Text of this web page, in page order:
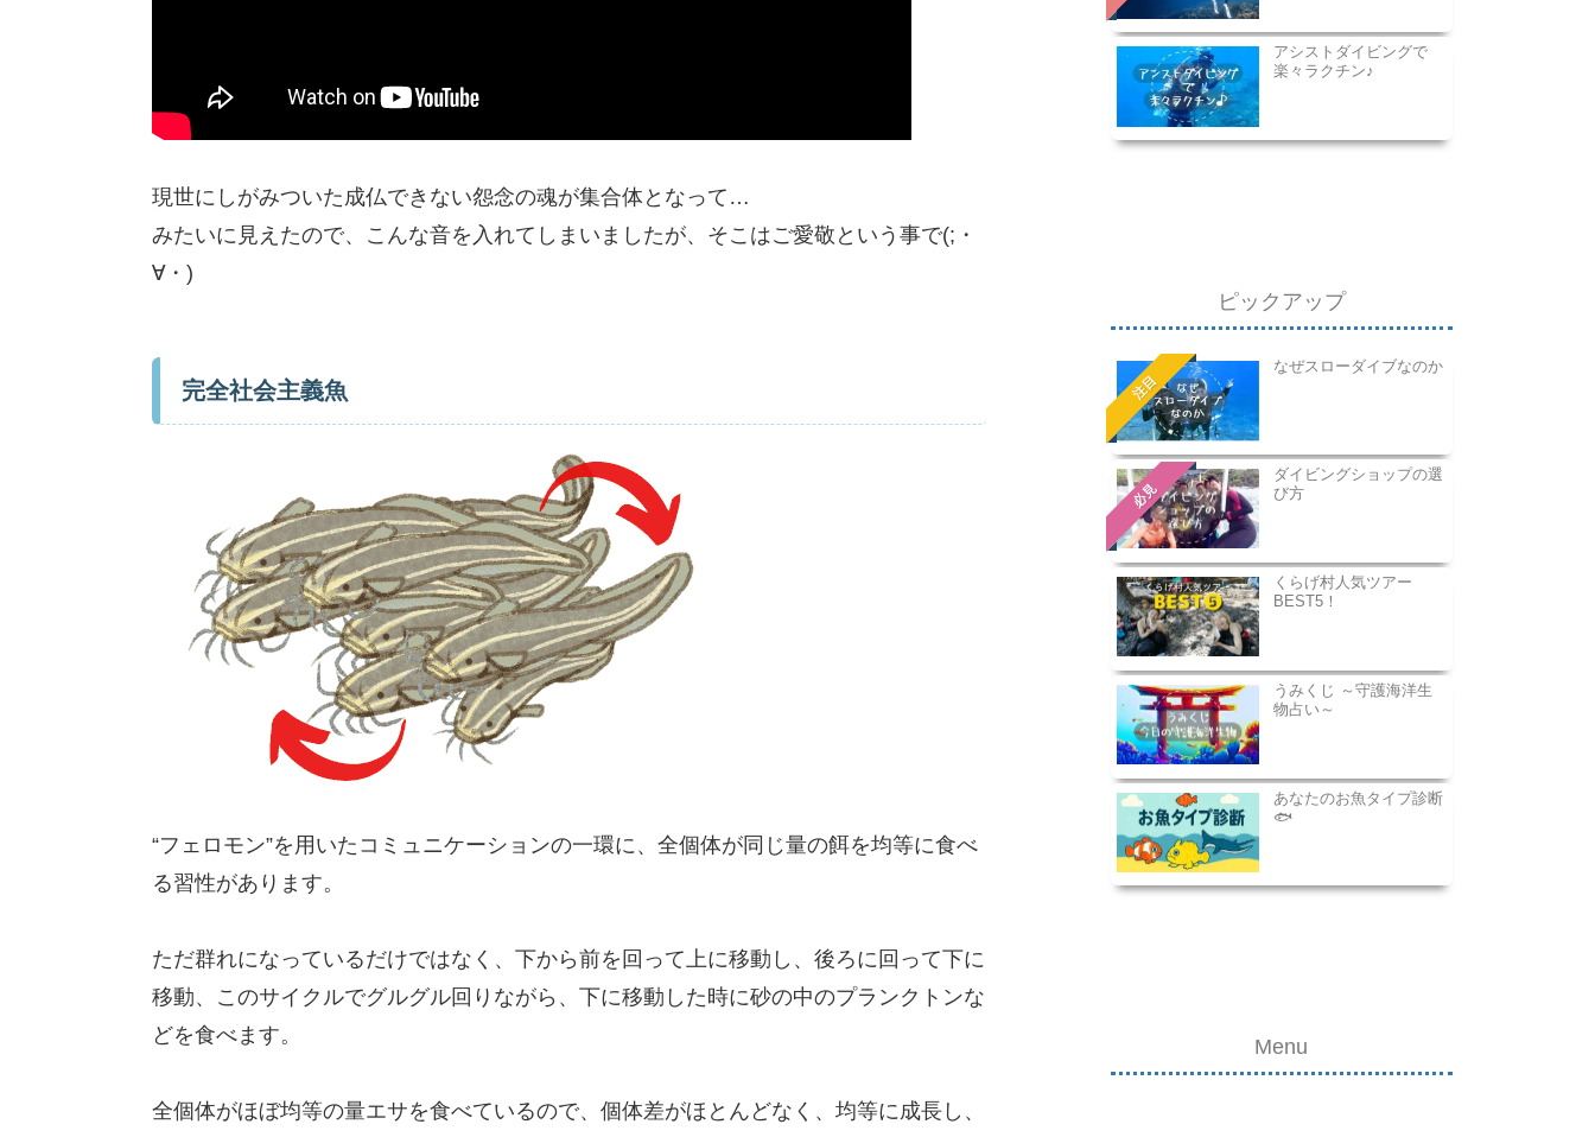
現世にしがみついた成仏できない怨念の魂が集合体となって…
みたいに見えたので、こんな音を入れてしまいましたが、そこはご愛敬という事で(;・
∀・)
完全社会主義魚
“フェロモン”を用いたコミュニケーションの一環に、全個体が同じ量の餌を均等に食べ
る習性があります。
ただ群れになっているだけではなく、下から前を回って上に移動し、後ろに回って下に
移動、このサイクルでグルグル回りながら、下に移動した時に砂の中のプランクトンな
どを食べます。
全個体がほぼ均等の量エサを食べているので、個体差がほとんどなく、均等に成長し、
アシストダイビングで
楽々ラクチン♪
ピックアップ
注目
なぜスローダイブなのか
必見
ダイビングショップの選
び方
くらげ村人気ツアー
BEST5！
うみくじ ～守護海洋生
物占い～
あなたのお魚タイプ診断
🐟
Menu